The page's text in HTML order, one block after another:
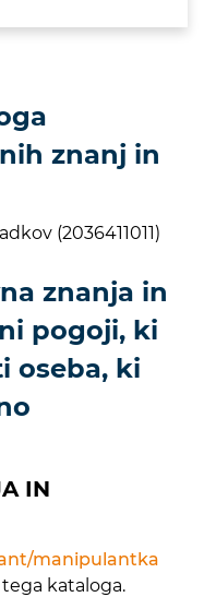
znanj in
(2036411011)
znanja in
pogoji, ki
oseba, ki
IN
manipulantka
tega kataloga.